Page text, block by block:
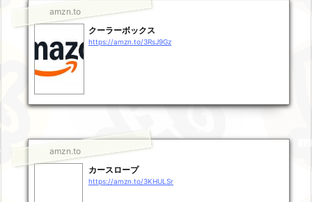
amzn.to
クーラーボックス
https://amzn.to/3RsJ9Gz
amzn.to
カースロープ
https://amzn.to/3KHULSr